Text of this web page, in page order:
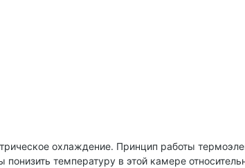
охлаждение. Принцип работы
температуру в этой камере